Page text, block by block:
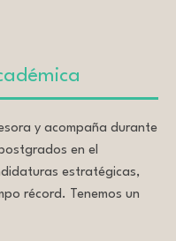
y acompaña durante
en el
estratégicas,
récord. Tenemos un